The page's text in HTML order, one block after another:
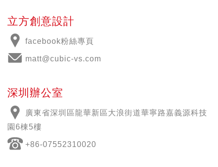
立方創意設計
facebook粉絲專頁
matt@cubic-vs.com
深圳辦公室
廣東省深圳區龍華新區大浪街道華寧路嘉義源科技
園6棟5樓
+86-07552310020